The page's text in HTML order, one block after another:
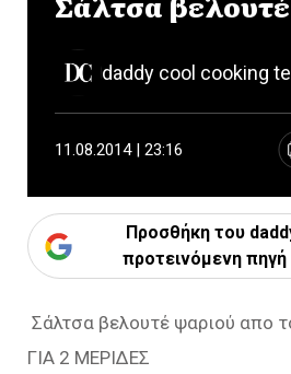
daddy cool cooking
11.08.2014 | 23:16
Προσθήκη του
προτεινόμενη
Σάλτσα βελουτέ ψαριού απο
ΓΙΑ 2 ΜΕΡΙΔΕΣ